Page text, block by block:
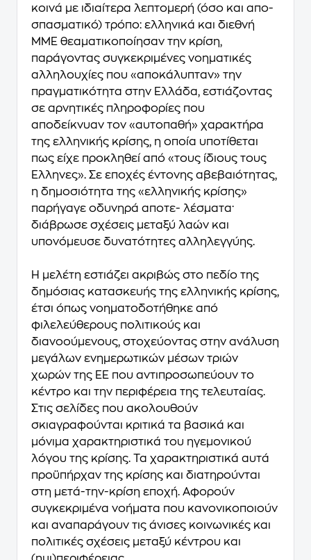
κοινά με ιδιαίτερα λεπτομερή (όσο και απο-
σπασματικό) τρόπο: ελληνικά και διεθνή
ΜΜΕ θεαματικοποίησαν την κρίση,
παράγοντας συγκεκριμένες νοηματικές
αλληλουχίες που «αποκάλυπταν» την
πραγματικότητα στην Ελλάδα, εστιάζοντας
σε αρνητικές πληροφορίες που
αποδείκνυαν τον «αυτοπαθή» χαρακτήρα
της ελληνικής κρίσης, η οποία υποτίθεται
πως είχε προκληθεί από «τους ίδιους τους
Έλληνες». Σε εποχές έντονης αβεβαιότητας,
η δημοσιότητα της «ελληνικής κρίσης»
παρήγαγε οδυνηρά αποτε- λέσματα·
διάβρωσε σχέσεις μεταξύ λαών και
υπονόμευσε δυνατότητες αλληλεγγύης.
Η μελέτη εστιάζει ακριβώς στο πεδίο της
δημόσιας κατασκευής της ελληνικής κρίσης,
έτσι όπως νοηματοδοτήθηκε από
φιλελεύθερους πολιτικούς και
διανοούμενους, στοχεύοντας στην ανάλυση
μεγάλων ενημερωτικών μέσων τριών
χωρών της ΕΕ που αντιπροσωπεύουν το
κέντρο και την περιφέρεια της τελευταίας.
Στις σελίδες που ακολουθούν
σκιαγραφούνται κριτικά τα βασικά και
μόνιμα χαρακτηριστικά του ηγεμονικού
λόγου της κρίσης. Τα χαρακτηριστικά αυτά
προϋπήρχαν της κρίσης και διατηρούνται
στη μετά-την-κρίση εποχή. Αφορούν
συγκεκριμένα νοήματα που κανονικοποιούν
και αναπαράγουν τις άνισες κοινωνικές και
πολιτικές σχέσεις μεταξύ κέντρου και